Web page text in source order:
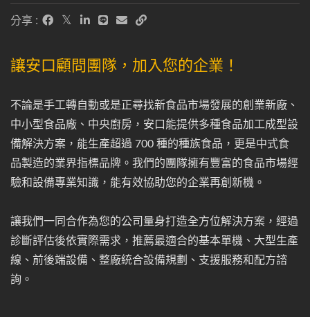
分享 :
讓安口顧問團隊，加入您的企業！
不論是手工轉自動或是正尋找新食品市場發展的創業新廠、
中小型食品廠、中央廚房，安口能提供多種食品加工成型設
備解決方案，能生產超過 700 種的種族食品，更是中式食
品製造的業界指標品牌。我們的團隊擁有豐富的食品市場經
驗和設備專業知識，能有效協助您的企業再創新機。
讓我們一同合作為您的公司量身打造全方位解決方案，經過
診斷評估後依實際需求，推薦最適合的基本單機、大型生產
線、前後端設備、整廠統合設備規劃、支援服務和配方諮
詢。